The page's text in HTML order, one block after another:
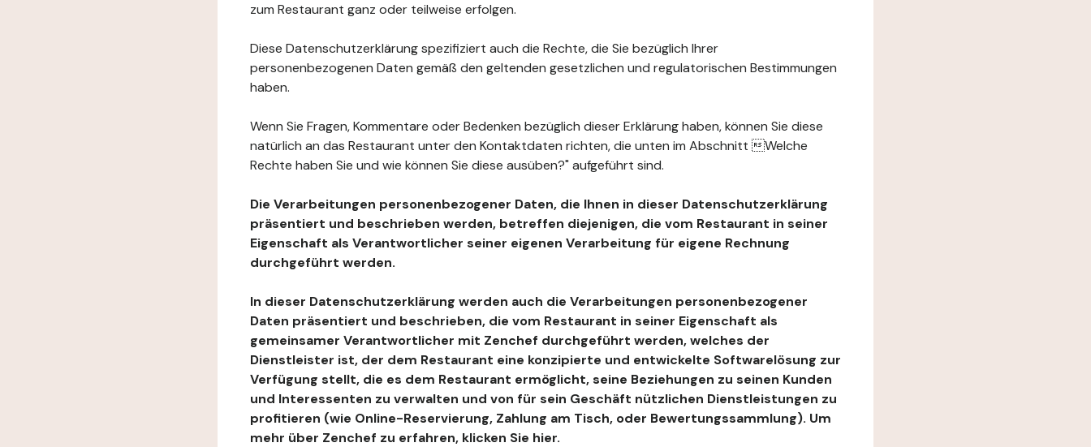
zum Restaurant ganz oder teilweise erfolgen.
Diese Datenschutzerklärung spezifiziert auch die Rechte, die Sie bezüglich Ihrer
personenbezogenen Daten gemäß den geltenden gesetzlichen und regulatorischen Bestimmungen
haben.
Wenn Sie Fragen, Kommentare oder Bedenken bezüglich dieser Erklärung haben, können Sie diese
natürlich an das Restaurant unter den Kontaktdaten richten, die unten im Abschnitt Welche
Rechte haben Sie und wie können Sie diese ausüben?" aufgeführt sind.
Die Verarbeitungen personenbezogener Daten, die Ihnen in dieser Datenschutzerklärung
präsentiert und beschrieben werden, betreffen diejenigen, die vom Restaurant in seiner
Eigenschaft als Verantwortlicher seiner eigenen Verarbeitung für eigene Rechnung
durchgeführt werden.
In dieser Datenschutzerklärung werden auch die Verarbeitungen personenbezogener
Daten präsentiert und beschrieben, die vom Restaurant in seiner Eigenschaft als
gemeinsamer Verantwortlicher mit Zenchef durchgeführt werden, welches der
Dienstleister ist, der dem Restaurant eine konzipierte und entwickelte Softwarelösung zur
Verfügung stellt, die es dem Restaurant ermöglicht, seine Beziehungen zu seinen Kunden
und Interessenten zu verwalten und von für sein Geschäft nützlichen Dienstleistungen zu
profitieren (wie Online-Reservierung, Zahlung am Tisch, oder Bewertungssammlung). Um
mehr über Zenchef zu erfahren, klicken Sie hier.